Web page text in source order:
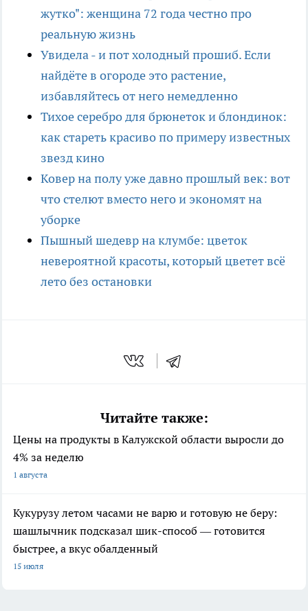
жутко": женщина 72 года честно про
реальную жизнь
Увидела - и пот холодный прошиб. Если
найдёте в огороде это растение,
избавляйтесь от него немедленно
Тихое серебро для брюнеток и блондинок:
как стареть красиво по примеру известных
звезд кино
Ковер на полу уже давно прошлый век: вот
что стелют вместо него и экономят на
уборке
Пышный шедевр на клумбе: цветок
невероятной красоты, который цветет всё
лето без остановки
Читайте также:
Цены на продукты в Калужской области выросли до
4% за неделю
1 августа
Кукурузу летом часами не варю и готовую не беру:
шашлычник подсказал шик-способ — готовится
быстрее, а вкус обалденный
15 июля